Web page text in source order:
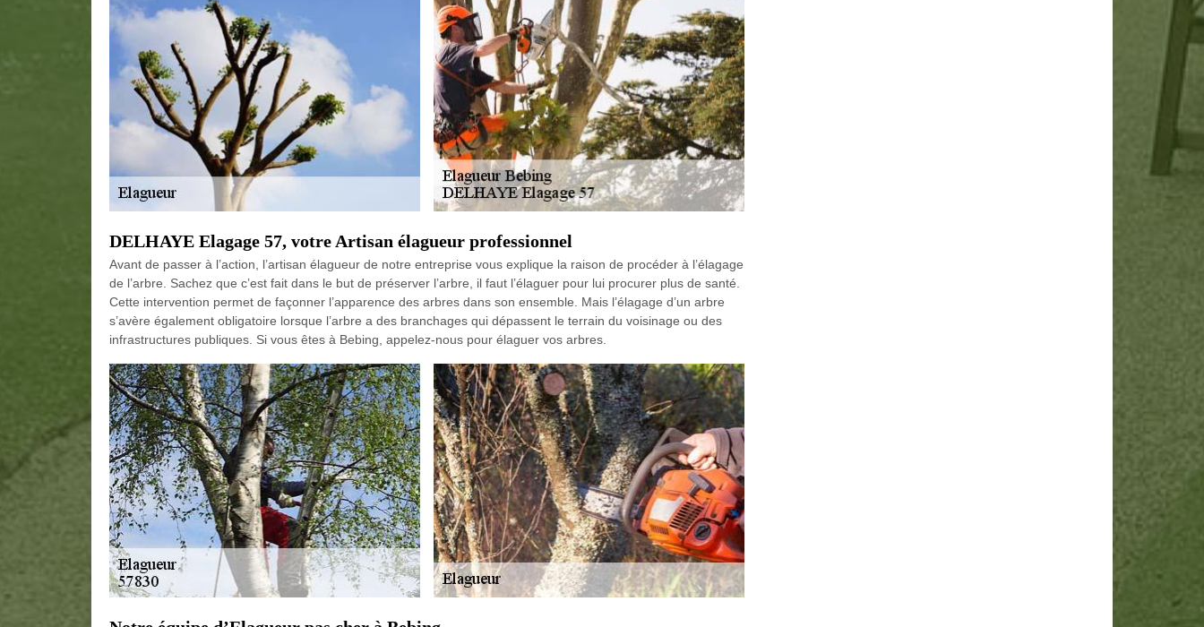
DELHAYE Elagage 57, votre Artisan élagueur professionnel
Avant de passer à l’action, l’artisan élagueur de notre entreprise vous explique la raison de procéder à l’élagage
de l’arbre. Sachez que c’est fait dans le but de préserver l’arbre, il faut l’élaguer pour lui procurer plus de santé.
Cette intervention permet de façonner l’apparence des arbres dans son ensemble. Mais l’élagage d’un arbre
s’avère également obligatoire lorsque l’arbre a des branchages qui dépassent le terrain du voisinage ou des
infrastructures publiques. Si vous êtes à Bebing, appelez-nous pour élaguer vos arbres.